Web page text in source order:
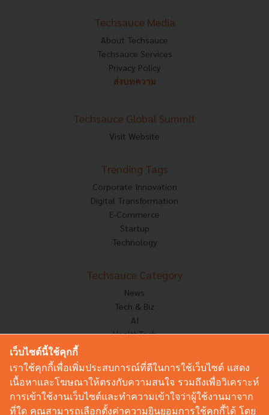
Techsauce Media
About Techsauce
Techsauce Services
Privacy Policy
ส่งบทความ
Techsauce Global Summit
Visit Website
Trending Tags
Corporate Innovation
Digital Transformation
E-Commerce
Startup
Technology
Techsauce Category
News
Tech & Biz
AI
HealthTech
Corp Innov
Saucy Thoughts
Based On
Sustainable
เว็บไซต์นี้ใช้คุกกี้
เราใช้คุกกี้เพื่อเพิ่มประสบการณ์ที่ดีในการใช้เว็บไซต์ แสดง
เนื้อหาและโฆษณาให้ตรงกับความสนใจ รวมถึงเพื่อวิเคราะห์
การเข้าใช้งานเว็บไซต์และทำความเข้าใจว่าผู้ใช้งานมาจาก
ที่ใด คุณสามารถเลือกตั้งค่าความยินยอมการใช้คุกกี้ได้ โดย